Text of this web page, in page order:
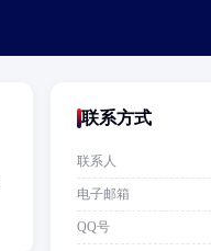
联系方式
联系人
电子邮箱
QQ号